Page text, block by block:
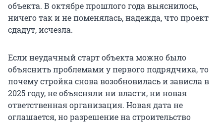
объекта. В октябре прошлого года выяснилось,
ничего так и не поменялась, надежда, что проект
сдадут, исчезла.
Если неудачный старт объекта можно было
объяснить проблемами у первого подрядчика, то
почему стройка снова возобновилась и зависла в
2025 году, не объясняли ни власти, ни новая
ответственная организация. Новая дата не
оглашается, но разрешение на строительство